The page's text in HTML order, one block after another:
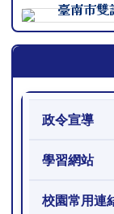
政令宣導
學習網站
校園常用連